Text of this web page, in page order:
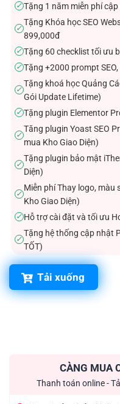
✓Tặng 1 năm miễn phí
✓
Tặng Khóa học SEO
899,000đ
✓Tặng 60 checklist tối ưu
✓Tặng +2000 prompt
✓
Tặng khoá học Quảng
Gói Update Lifetime)
✓Tặng plugin Elementor
✓
Tăng plugin Yoast SEO
mua Kho Giao Diện)
✓
Tặng plugin bảo mật
Diện)
✓
Miễn phí Thay logo, màu
Kho Giao Diện)
✓Hỗ trợ cài đặt và tối ưu
✓
Tặng hệ thống cập nhật
TỐT)
Tải xuống
CÀNG MUA
Thanh toán online -